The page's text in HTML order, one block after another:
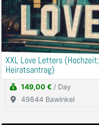
XXL Love Letters (Hochzeit;
Heiratsantrag)
149,00 € / Day
49844 Bawinkel